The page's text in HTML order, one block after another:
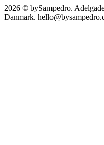
2026 © bySampedro.
Danmark.